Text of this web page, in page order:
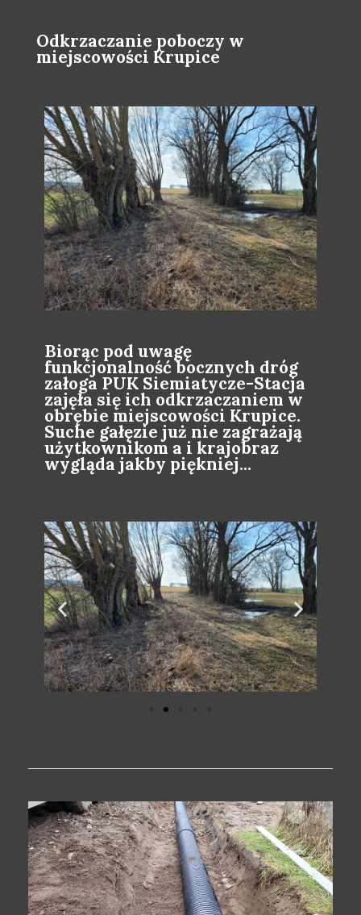
Odkrzaczanie poboczy w
miejscowości Krupice
Biorąc pod uwagę
funkcjonalność bocznych dróg
załoga PUK Siemiatycze-Stacja
zajęła się ich odkrzaczaniem w
obrębie miejscowości Krupice.
Suche gałęzie już nie zagrażają
użytkownikom a i krajobraz
wygląda jakby piękniej...